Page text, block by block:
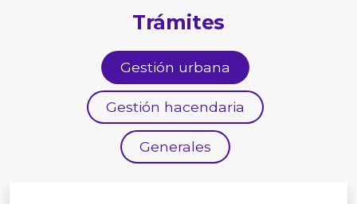
Trámites
Gestión urbana
Gestión hacendaria
Generales